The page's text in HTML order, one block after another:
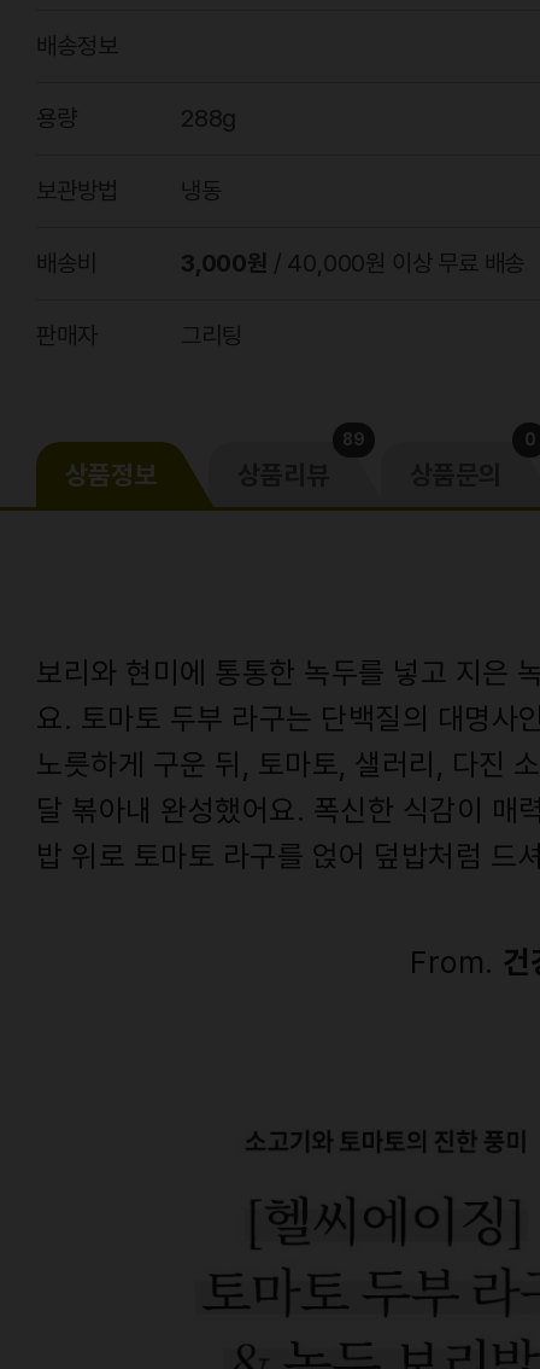
배송정보
용량 288g
보관방법 냉동
배송비 3,000원 / 40,000원 이상 무료 배송
판매자 그리팅
상품정보
89 0
보리와 현미에 통통한 녹두를 넣고 지은
요. 토마토 두부 라구는 단백질의 대명사
노릇하게 구운 뒤, 토마토, 샐러리, 다진
달 볶아내 완성했어요. 폭신한 식감이 매
밥 위로 토마토 라구를 얹어 덮밥처럼 드
From. 건